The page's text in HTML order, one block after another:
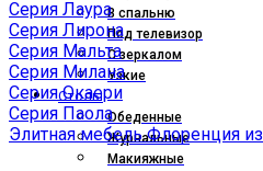
В спальню
Под телевизор
С зеркалом
Узкие
Столы
Обеденные
Журнальные
Макияжные
Серия Лаура
Серия Лирона
Серия Мальта
Серия Милана
Серия Окаери
Серия Паола
Элитная мебель Флоренция